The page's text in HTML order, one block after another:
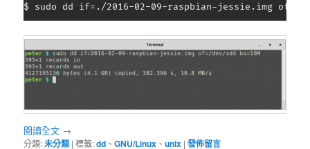
$ sudo dd if=./2016-02-09-raspbian-jessie.img of=/
閱讀全文 →
分類:未分類 |標籤:dd 、GNU/Linux 、unix |發佈留言